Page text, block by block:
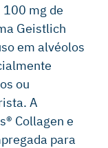
100 mg de
Geistlich
em alvéolos
ou
A
Collagen e
para